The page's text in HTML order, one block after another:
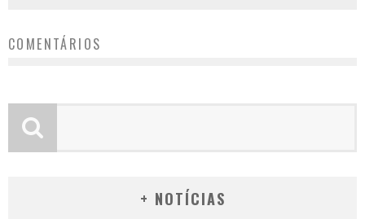
COMENTÁRIOS
+ NOTÍCIAS